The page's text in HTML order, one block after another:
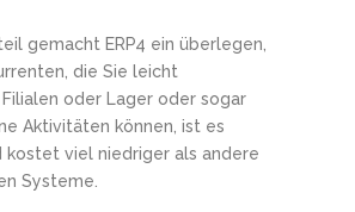
gemacht ERP4 ein überlegen,
die Sie leicht
oder Lager oder sogar
Aktivitäten können, ist es
kostet viel niedriger als andere
Systeme.